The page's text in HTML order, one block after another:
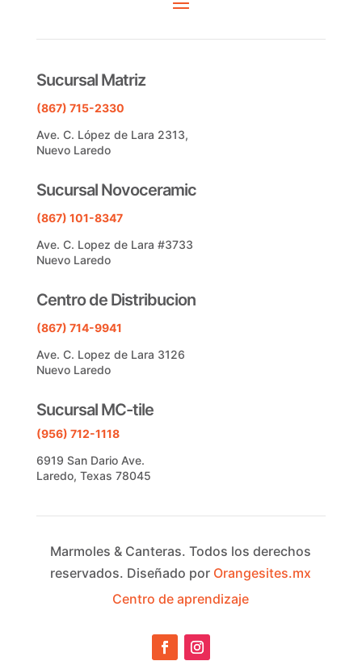
Sucursal Matriz
(867) 715-2330
Ave. C. López de Lara 2313,
Nuevo Laredo
Sucursal Novoceramic
(867) 101-8347
Ave. C. Lopez de Lara #3733
Nuevo Laredo
Centro de Distribucion
(867) 714-9941
Ave. C. Lopez de Lara 3126
Nuevo Laredo
Sucursal MC-tile
(956) 712-1118
6919 San Dario Ave.
Laredo, Texas 78045
Marmoles & Canteras.Todos los derechos
reservados. Diseñado por Orangesites.mx
Centro de aprendizaje